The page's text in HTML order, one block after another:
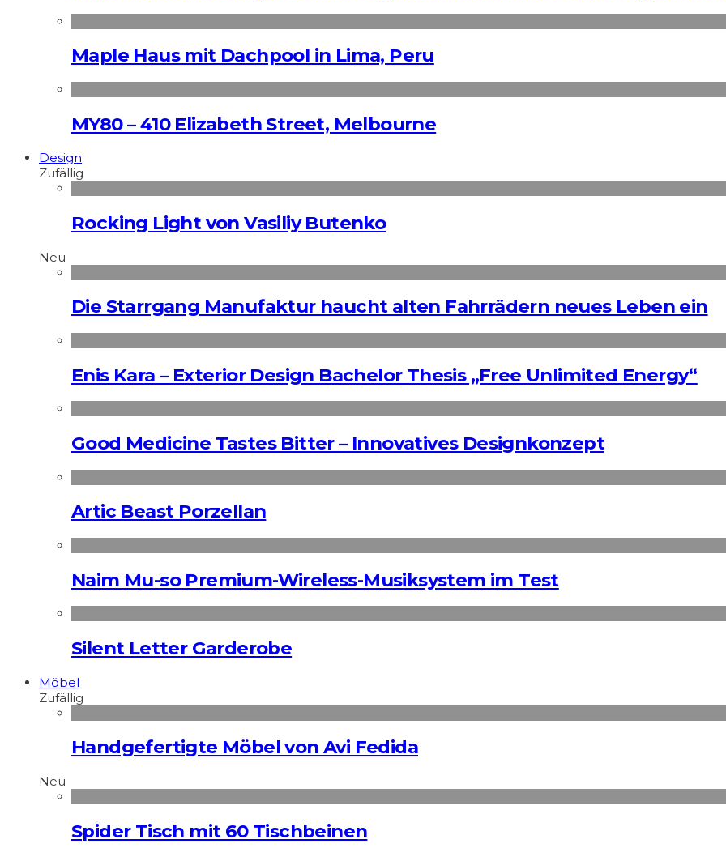
Maple Haus mit Dachpool in Lima, Peru
MY80 – 410 Elizabeth Street, Melbourne
Design
Zufällig
Rocking Light von Vasiliy Butenko
Neu
Die Starrgang Manufaktur haucht alten Fahrrädern neues Leben ein
Enis Kara – Exterior Design Bachelor Thesis „Free Unlimited Energy“
Good Medicine Tastes Bitter – Innovatives Designkonzept
Artic Beast Porzellan
Naim Mu-so Premium-Wireless-Musiksystem im Test
Silent Letter Garderobe
Möbel
Zufällig
Handgefertigte Möbel von Avi Fedida
Neu
Spider Tisch mit 60 Tischbeinen